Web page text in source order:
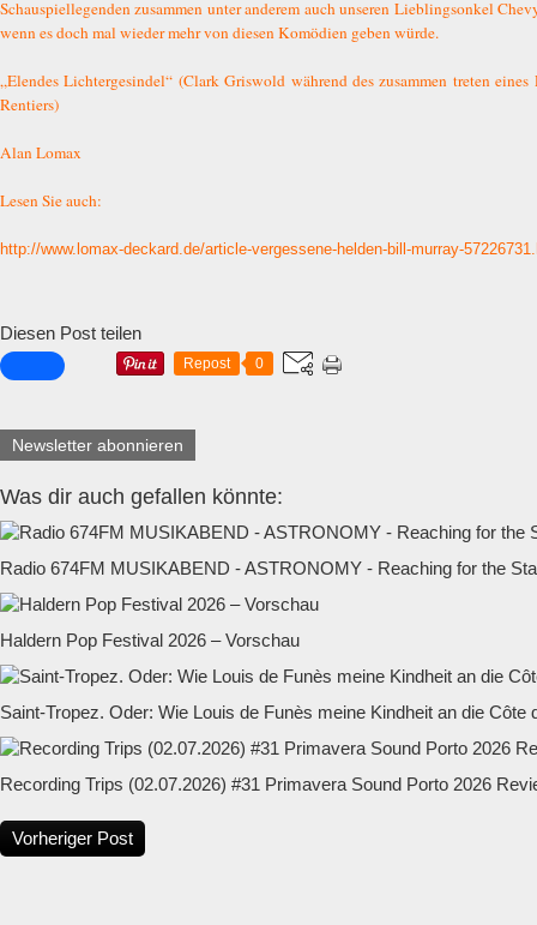
Schauspiellegenden zusammen unter anderem auch unseren Lieblingsonkel
wenn es doch mal wieder mehr von diesen Komödien geben würde.
„Elendes Lichtergesindel“ (Clark Griswold während des zusammen treten
Rentiers)
Alan Lomax
Lesen Sie auch:
http://www.lomax-deckard.de/article-vergessene-helden-bill-murray-
Diesen Post teilen
Repost 0
Newsletter abonnieren
Was dir auch gefallen könnte:
Radio 674FM MUSIKABEND - ASTRONOMY - Reaching for the
Haldern Pop Festival 2026 – Vorschau
Saint-Tropez. Oder: Wie Louis de Funès meine Kindheit an die Côte
Recording Trips (02.07.2026) #31 Primavera Sound Porto 2026
Vorheriger Post